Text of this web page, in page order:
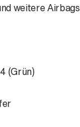
weitere Airbags
(Grün)